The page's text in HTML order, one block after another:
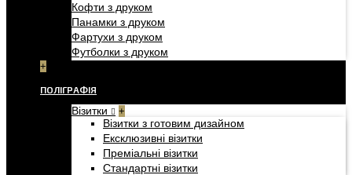
Кофти з друком
Панамки з друком
Фартухи з друком
Футболки з друком
+
ПОЛІГРАФІЯ
Візитки +
Візитки з готовим дизайном
Ексклюзивні візитки
Преміальні візитки
Стандартні візитки